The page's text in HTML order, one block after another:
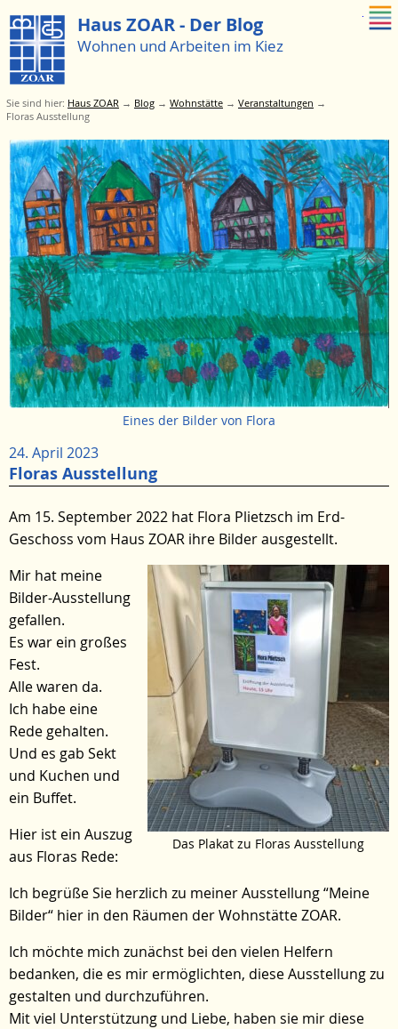
Haus ZOAR - Der Blog
Wohnen und Arbeiten im Kiez
Zum
Menü
springen
Eines der Bilder von Flora
24. April 2023
Floras Ausstellung
Am 15. September 2022 hat Flora Plietzsch im Erd-
Geschoss vom Haus ZOAR ihre Bilder ausgestellt.
Das Plakat zu Floras Ausstellung
Mir hat meine
Bilder-Ausstellung
gefallen.
Es war ein großes
Fest.
Alle waren da.
Ich habe eine
Rede gehalten.
Und es gab Sekt
und Kuchen und
ein Buffet.
Hier ist ein Auszug
aus Floras Rede:
Ich begrüße Sie herzlich zu meiner Ausstellung “Meine
Bilder“ hier in den Räumen der Wohnstätte ZOAR.
Ich möchte mich zunächst bei den vielen Helfern
bedanken, die es mir ermöglichten, diese Ausstellung zu
gestalten und durchzuführen.
Mit viel Unterstützung und Liebe, haben sie mir diese
Sie sind hier: Haus ZOAR → Blog → Wohnstätte → Veranstaltungen →
Floras Ausstellung